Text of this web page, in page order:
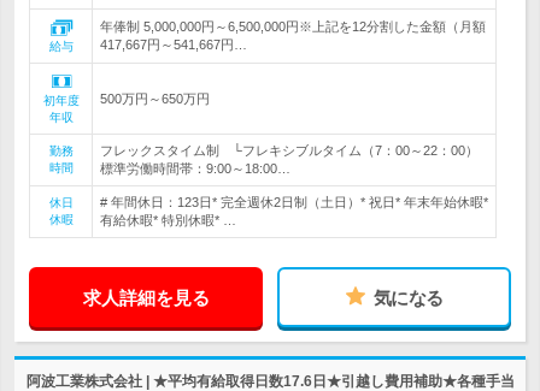
給与
年俸制 5,000,000円～6,500,000円※上記を12分割した金額（月額
417,667円～541,667円…
初年度
年収
500万円～650万円
勤務
時間
フレックスタイム制 └フレキシブルタイム（7：00～22：00）
標準労働時間帯：9:00～18:00…
休日
休暇
# 年間休日：123日* 完全週休2日制（土日）* 祝日* 年末年始休暇*
有給休暇* 特別休暇* …
求人詳細を見る 気になる
阿波工業株式会社 | ★平均有給取得日数17.6日★引越し費用補助★各種手当